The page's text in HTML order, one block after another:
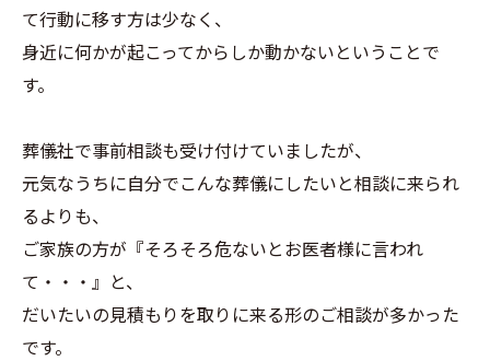
て行動に移す方は少なく、
身近に何かが起こってからしか動かないということで
す。
葬儀社で事前相談も受け付けていましたが、
元気なうちに自分でこんな葬儀にしたいと相談に来られ
るよりも、
ご家族の方が『そろそろ危ないとお医者様に言われ
て・・・』と、
だいたいの見積もりを取りに来る形のご相談が多かった
です。